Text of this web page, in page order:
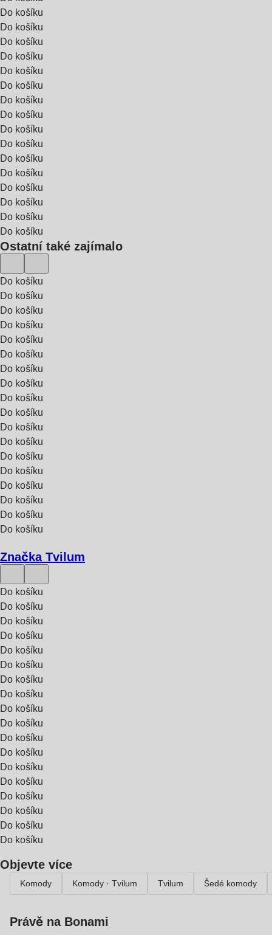
Do košíku
Do košíku
Do košíku
Do košíku
Do košíku
Do košíku
Do košíku
Do košíku
Do košíku
Do košíku
Do košíku
Do košíku
Do košíku
Do košíku
Do košíku
Do košíku
Ostatní také zajímalo
Do košíku
Do košíku
Do košíku
Do košíku
Do košíku
Do košíku
Do košíku
Do košíku
Do košíku
Do košíku
Do košíku
Do košíku
Do košíku
Do košíku
Do košíku
Do košíku
Do košíku
Do košíku
Značka Tvilum
Do košíku
Do košíku
Do košíku
Do košíku
Do košíku
Do košíku
Do košíku
Do košíku
Do košíku
Do košíku
Do košíku
Do košíku
Do košíku
Do košíku
Do košíku
Do košíku
Do košíku
Do košíku
Objevte více
Komody Komody · Tvilum Tvilum Šedé komody
Právě na Bonami